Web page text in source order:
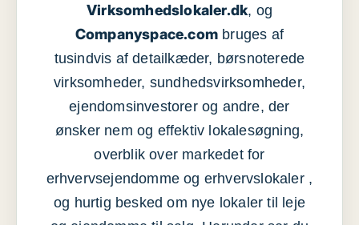
Virksomhedslokaler.dk, og
Companyspace.com bruges af
tusindvis af detailkæder, børsnoterede
virksomheder, sundhedsvirksomheder,
ejendomsinvestorer og andre, der
ønsker nem og effektiv lokalesøgning,
overblik over markedet for
erhvervsejendomme og erhvervslokaler ,
og hurtig besked om nye lokaler til leje